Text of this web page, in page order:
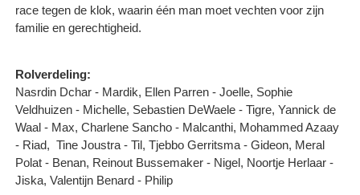
race tegen de klok, waarin één man moet vechten voor zijn
familie en gerechtigheid.
Rolverdeling:
Nasrdin Dchar - Mardik, Ellen Parren - Joelle, Sophie
Veldhuizen - Michelle, Sebastien DeWaele - Tigre, Yannick de
Waal - Max, Charlene Sancho - Malcanthi, Mohammed Azaay
- Riad, Tine Joustra - Til, Tjebbo Gerritsma - Gideon, Meral
Polat - Benan, Reinout Bussemaker - Nigel, Noortje Herlaar -
Jiska, Valentijn Benard - Philip